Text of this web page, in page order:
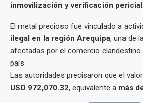
inmovilización y verificación pericial .
El metal precioso fue vinculado a
ilegal en la región Arequipa, una de
afectadas por el comercio clandestino
país.
Las autoridades precisaron que el
USD 972,070.32, equivalente a más